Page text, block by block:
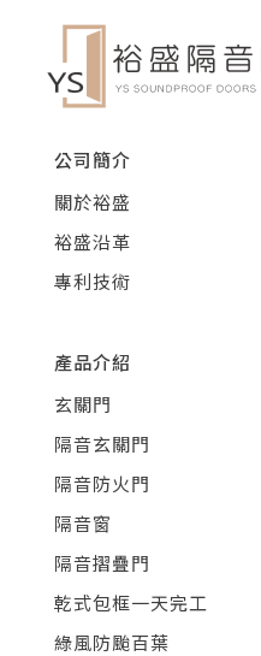
公司簡介
關於裕盛
裕盛沿革
專利技術
產品介紹
玄關門
隔音玄關門
隔音防火門
隔音窗
隔音摺疊門
乾式包框一天完工
綠風防颱百葉